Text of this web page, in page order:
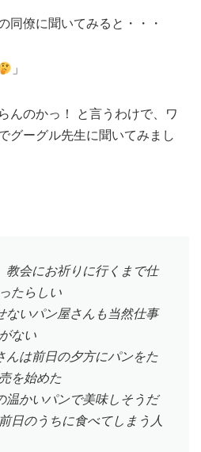
同僚に聞いてみると・・・
」
んのかっ！ と言うわけで、ワ
グーグル先生に聞いてみまし
会にお祈りに行くまで仕
たらしい
いパン屋さんも当然仕事
ない
は前日の夕方にパンをた
を始めた
かいパンで美味しそうだ
日のうちに食べてしまう人